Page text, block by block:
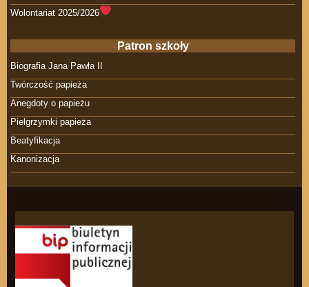
Wolontariat 2025/2026
Patron szkoły
Biografia Jana Pawła II
Twórczość papieża
Anegdoty o papieżu
Pielgrzymki papieża
Beatyfikacja
Kanonizacja